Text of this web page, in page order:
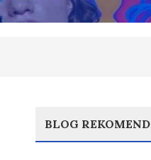
BLOG